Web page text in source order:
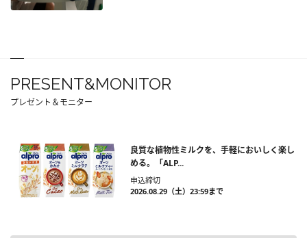
PRESENT&MONITOR
プレゼント＆モニター
良質な植物性ミルクを、手軽においしく楽し
める。「ALP...
申込締切
2026.08.29（土）23:59まで